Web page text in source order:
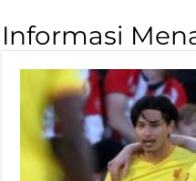
Informasi